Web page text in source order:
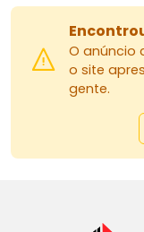
O anúncio
o site
gente.